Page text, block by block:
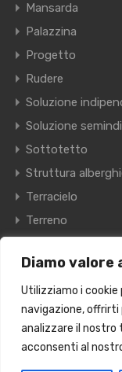
Diamo valore
Utilizziamo i cookie
navigazione,
analizzare il nostro
acconsenti al
Mansarda
Palazzina
Progetto
Rudere
Soluzione
Soluzione
Sottotetto
Struttura
Terracielo
Terreno
Villetta a schiera
© 2024 Kairos